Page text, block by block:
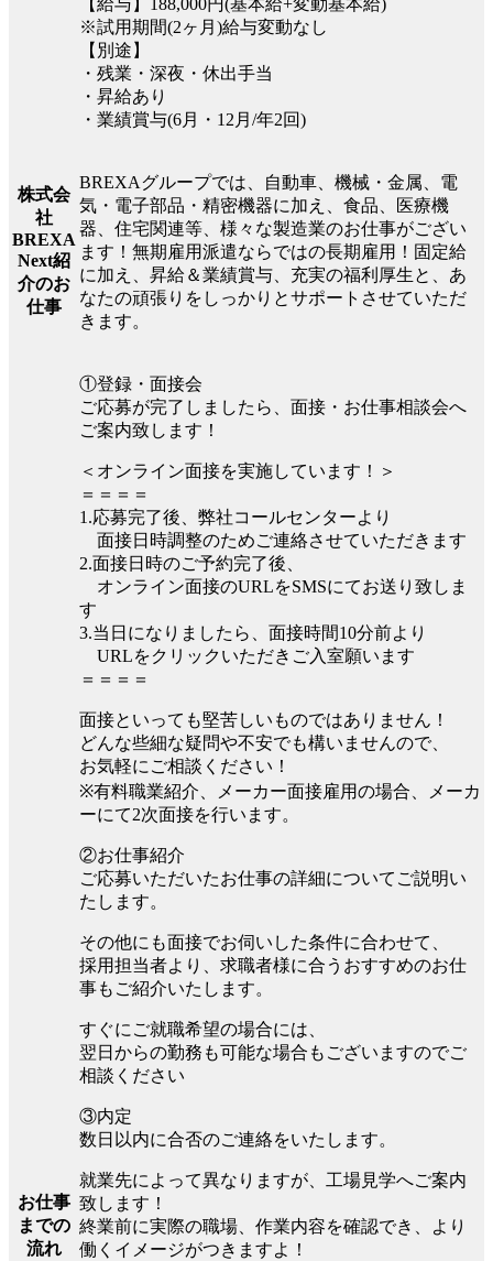
【給与】188,000円(基本給+変動基本給)
※試用期間(2ヶ月)給与変動なし
【別途】
・残業・深夜・休出手当
・昇給あり
・業績賞与(6月・12月/年2回)
株式会
社
BREXA
Next紹
介のお
仕事
BREXAグループでは、自動車、機械・金属、電
気・電子部品・精密機器に加え、食品、医療機
器、住宅関連等、様々な製造業のお仕事がござい
ます！無期雇用派遣ならではの長期雇用！固定給
に加え、昇給＆業績賞与、充実の福利厚生と、あ
なたの頑張りをしっかりとサポートさせていただ
きます。
お仕事
までの
流れ
①登録・面接会
ご応募が完了しましたら、面接・お仕事相談会へ
ご案内致します！
＜オンライン面接を実施しています！＞
＝＝＝＝
1.応募完了後、弊社コールセンターより
面接日時調整のためご連絡させていただきます
2.面接日時のご予約完了後、
オンライン面接のURLをSMSにてお送り致しま
す
3.当日になりましたら、面接時間10分前より
URLをクリックいただきご入室願います
＝＝＝＝
面接といっても堅苦しいものではありません！
どんな些細な疑問や不安でも構いませんので、
お気軽にご相談ください！
※有料職業紹介、メーカー面接雇用の場合、メーカ
ーにて2次面接を行います。
②お仕事紹介
ご応募いただいたお仕事の詳細についてご説明い
たします。
その他にも面接でお伺いした条件に合わせて、
採用担当者より、求職者様に合うおすすめのお仕
事もご紹介いたします。
すぐにご就職希望の場合には、
翌日からの勤務も可能な場合もございますのでご
相談ください
③内定
数日以内に合否のご連絡をいたします。
就業先によって異なりますが、工場見学へご案内
致します！
終業前に実際の職場、作業内容を確認でき、より
働くイメージがつきますよ！